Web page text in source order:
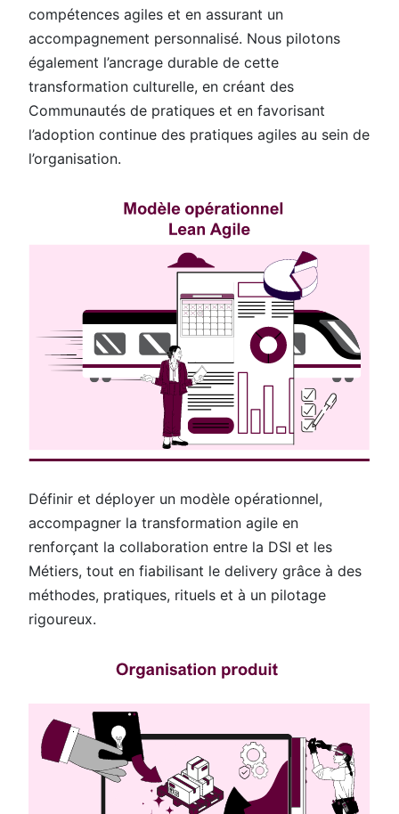
compétences agiles et en assurant un
accompagnement personnalisé. Nous pilotons
également l’ancrage durable de cette
transformation culturelle, en créant des
Communautés de pratiques et en favorisant
l’adoption continue des pratiques agiles au sein de
l’organisation.
Définir et déployer un modèle opérationnel,
accompagner la transformation agile en
renforçant la collaboration entre la DSI et les
Métiers, tout en fiabilisant le delivery grâce à des
méthodes, pratiques, rituels et à un pilotage
rigoureux.